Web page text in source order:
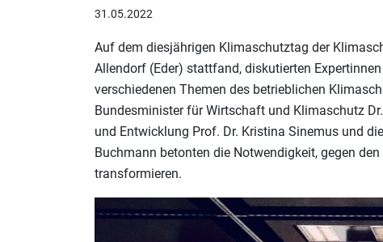
31.05.2022
Auf dem diesjährigen Klimaschutztag der
Allendorf (Eder) stattfand, diskutierten
verschiedenen Themen des betrieblichen
Bundesminister für Wirtschaft und Klimaschutz
und Entwicklung Prof. Dr. Kristina Sinemus und
Buchmann betonten die Notwendigkeit, gegen
transformieren.